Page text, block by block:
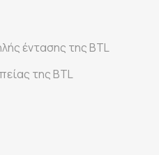
έντασης της BTL
της BTL